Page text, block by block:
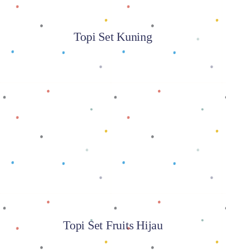
Topi Set Kuning
Baca selengkapnya
Topi Set Fruits Hijau